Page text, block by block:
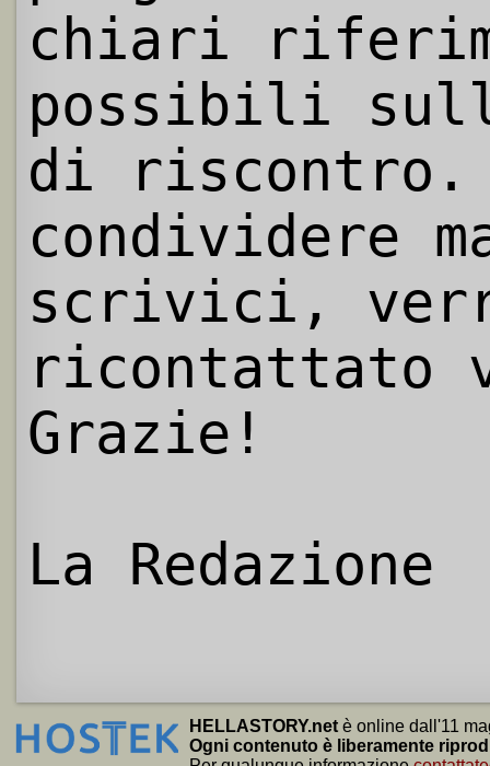
chiari
possibili
di riscontro.
condividere
scrivici,
ricontattato
Grazie!
La Redazione
HELLASTORY.net è online dall'11
Ogni contenuto è liberamente